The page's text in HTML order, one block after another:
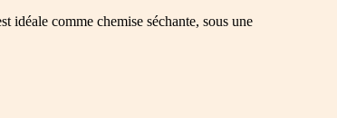
idéale comme chemise séchante, sous une